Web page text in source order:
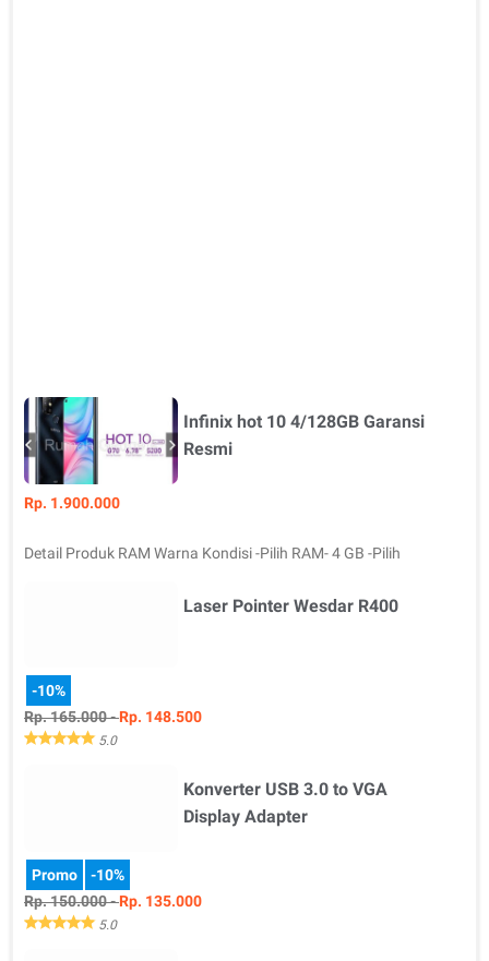
Infinix hot 10 4/128GB Garansi
Resmi
Rp. 1.900.000
Detail Produk RAM Warna Kondisi -Pilih RAM- 4 GB -Pilih
Laser Pointer Wesdar R400
-10%
Rp. 165.000 -Rp. 148.500
5.0
Detail Produk Merek Jangkauan Kondisi -Pilih Merek- Wesdar -
Konverter USB 3.0 to VGA
Display Adapter
Promo
-10%
Rp. 150.000 -Rp. 135.000
5.0